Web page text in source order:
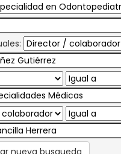
nueva busqueda